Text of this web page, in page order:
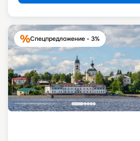
Спецпредложение - 3%